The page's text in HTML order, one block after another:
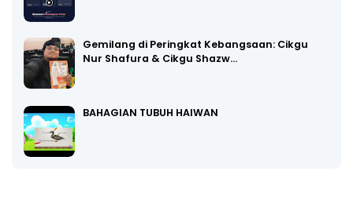
Gemilang di Peringkat Kebangsaan: Cikgu
Nur Shafura & Cikgu Shazw…
BAHAGIAN TUBUH HAIWAN